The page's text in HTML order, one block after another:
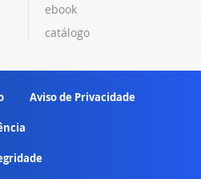
ebook
catálogo
Aviso de Privacidade